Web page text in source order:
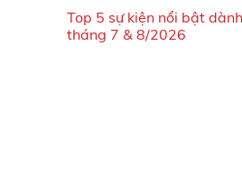
Top 5 sự kiện nổi bật
tháng 7 & 8/2026